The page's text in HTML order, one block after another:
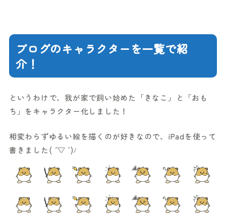
ブログのキャラクターを一覧で紹
介！
というわけで、我が家で飼い始めた「きなこ」と「おも
ち」をキャラクター化しました！
相変わらずゆるい絵を描くのが好きなので、iPadを使って
書きました( ´ ▽ ` )ﾉ